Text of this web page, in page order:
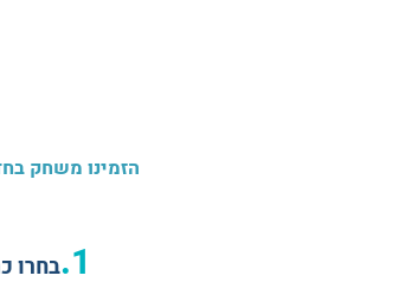
הזמינו משחק בחדר בריחה שרלוק הולמס ב-3
1. בחרו